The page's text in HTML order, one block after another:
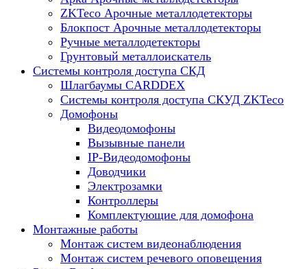
ZKTeco Арочные металлодетекторы
Блокпост Арочные металлодетекторы
Ручные металлодетекторы
Грунтовый металлоискатель
Системы контроля доступа СКД
Шлагбаумы CARDDEX
Системы контроля доступа СКУД ZKTeco
Домофоны
Видеодомофоны
Вызывные панели
IP-Видеодомофоны
Доводчики
Электрозамки
Контроллеры
Комплектующие для домофона
Монтажные работы
Монтаж систем видеонаблюдения
Монтаж систем речевого оповещения